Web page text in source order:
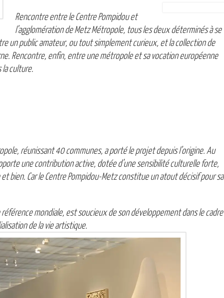
Rencontre entre le Centre Pompidou et
l’agglomération de Metz Métropole, tous les deuxdéterminés à se
un public amateur, outout simplement curieux, et la collection de
Rencontre, enfin, entre une métropole et sa vocation européenne
la culture.
réunissant 40 communes, a porté le projet depuis l’origine. Au
une contribution active, dotée d’une sensibilité culturelle forte,
bien. Car le Centre Pompidou-Metz constitue un atout décisif pour sa
mondiale, est soucieux de son développement dans le cadre
de la vie artistique.